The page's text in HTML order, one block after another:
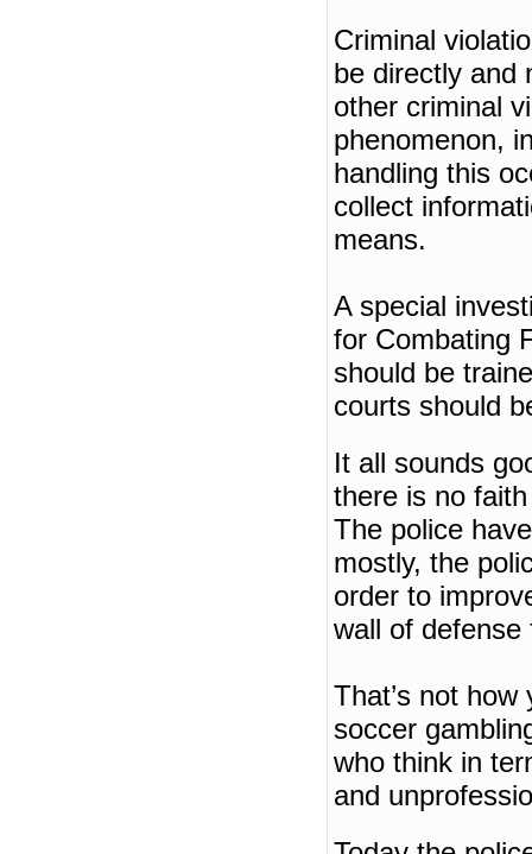
Criminal
be directly and
other criminal
phenomenon,
handling this
collect
means.
A special
for Combating
should be
courts should
It all sounds
there is no
The police
mostly, the
order to
wall of defense
That’s not
soccer
who think in
and